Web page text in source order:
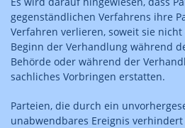
gegenständlichen Verfahrens ihre
Verfahren verlieren, soweit sie nicht
Beginn der Verhandlung während
Behörde oder während der
sachliches Vorbringen erstatten.
Parteien, die durch ein
unabwendbares Ereignis